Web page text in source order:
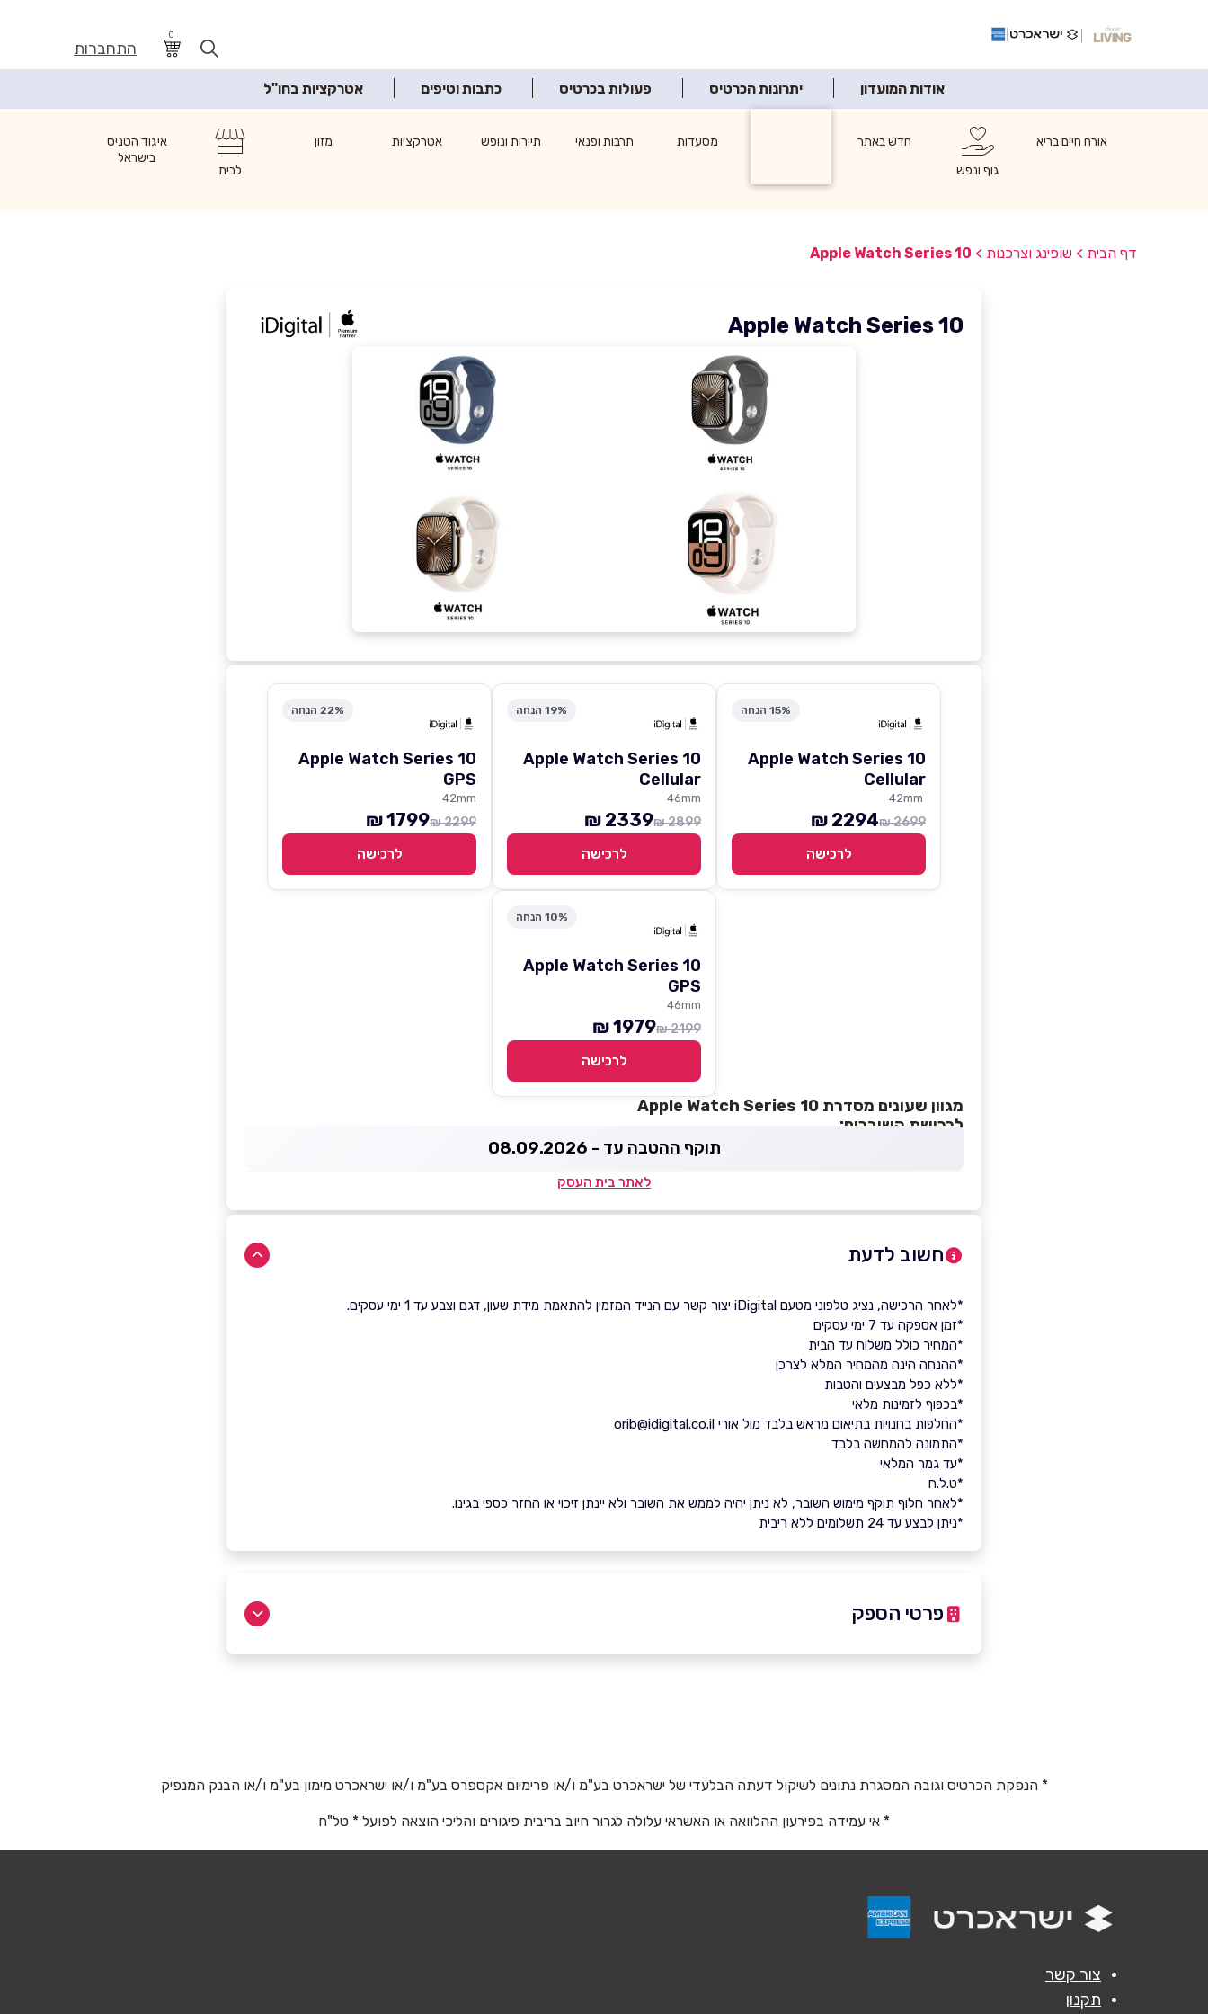
0
התחברות
אודות המועדון יתרונות הכרטיס פעולות בכרטיס כתבות וטיפים אטרקציות בחו"ל
אורח חיים בריא
גוף ונפש
חדש באתר מסעדות תרבות ופנאי תיירות ונופש אטרקציות
מזון
לבית
איגוד הטניס
בישראל
דף הבית > שופינג וצרכנות >
Apple Watch Series 10
Apple Watch Series 10
15% הנחה
Apple Watch Series 10
Cellular
2699 ₪
2294 ₪
לרכישה
19% הנחה
Apple Watch Series 10
Cellular
46mm
2899 ₪
2339 ₪
לרכישה
22% הנחה
Apple Watch Series 10
GPS
42mm
2299 ₪
1799 ₪
לרכישה
10% הנחה
Apple Watch Series 10
GPS
46mm
2199 ₪
1979 ₪
לרכישה
מגוון שעונים מסדרת Apple Watch Series 10
לרכישת השוברים:
תוקף ההטבה עד - 08.09.2026
לאתר בית העסק
חשוב לדעת
*לאחר הרכישה, נציג טלפוני מטעם iDigital יצור קשר עם הנייד המזמין להתאמת מידת שעון, דגם וצבע עד 1 ימי עסקים.
*זמן אספקה עד 7 ימי עסקים
*המחיר כולל משלוח עד הבית
*ההנחה הינה מהמחיר המלא לצרכן
*ללא כפל מבצעים והטבות
*בכפוף לזמינות מלאי
*החלפות בחנויות בתיאום מראש בלבד מול אורי orib@idigital.co.il
*התמונה להמחשה בלבד
*עד גמר המלאי
*ט.ל.ח
*לאחר חלוף תוקף מימוש השובר, לא ניתן יהיה לממש את השובר ולא יינתן זיכוי או החזר כספי בגינו.
*ניתן לבצע עד 24 תשלומים ללא ריבית
פרטי הספק
נושא
* הנפקת הכרטיס וגובה המסגרת נתונים לשיקול דעתה הבלעדי של ישראכרט בע"מ ו/או פרימיום אקספרס בע"מ ו/או ישראכרט מימון בע"מ ו/או הבנק המנפיק
* אי עמידה בפירעון ההלוואה או האשראי עלולה לגרור חיוב בריבית פיגורים והליכי הוצאה לפועל * טל"ח
צור קשר
תקנון